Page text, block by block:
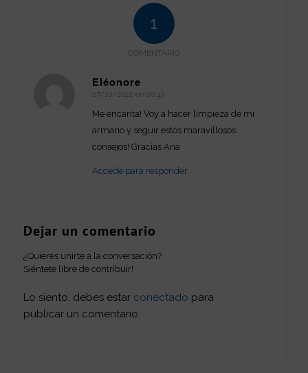
1
COMENTARIO
Eléonore
Dice:
27/10/2022 en 00:43
Me encanta! Voy a hacer limpieza de mi
armario y seguir estos maravillosos
consejos! Gracias Ana
Accede para responder
Dejar un comentario
¿Quieres unirte a la conversación?
Siéntete libre de contribuir!
Lo siento, debes estar conectado para
publicar un comentario.